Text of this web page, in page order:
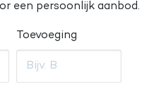
een persoonlijk aanbod.
Toevoeging